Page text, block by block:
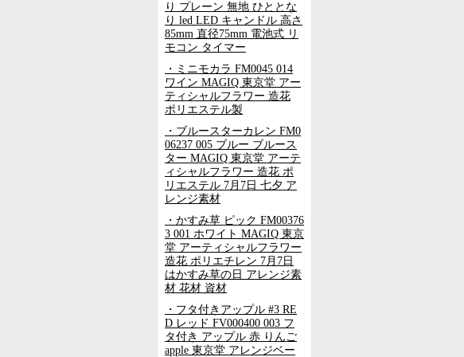
り プレーン 無地 ひととな
り led LED キャンドル 高さ
85mm 直径75mm 電池式 リ
モコン タイマー
・ミニモカラ FM0045 014
ワイン MAGIQ 東京堂 アー
ティシャルフラワー 造花
ポリエステル製
・ブルースターカレン FM0
06237 005 ブルー ブルース
ター MAGIQ 東京堂 アーテ
ィシャルフラワー 造花 ポ
リエステル 7月7日 七夕 ア
レンジ素材
・かすみ草 ピック FM00376
3 001 ホワイト MAGIQ 東京
堂 アーティシャルフラワー
造花 ポリエチレン 7月7日
はかすみ草の日 アレンジ素
材 花材 資材
・フタ付きアップル #3 RE
D レッド FV000400 003 フ
タ付き アップル 赤 りんご
apple 東京堂 アレンジベー